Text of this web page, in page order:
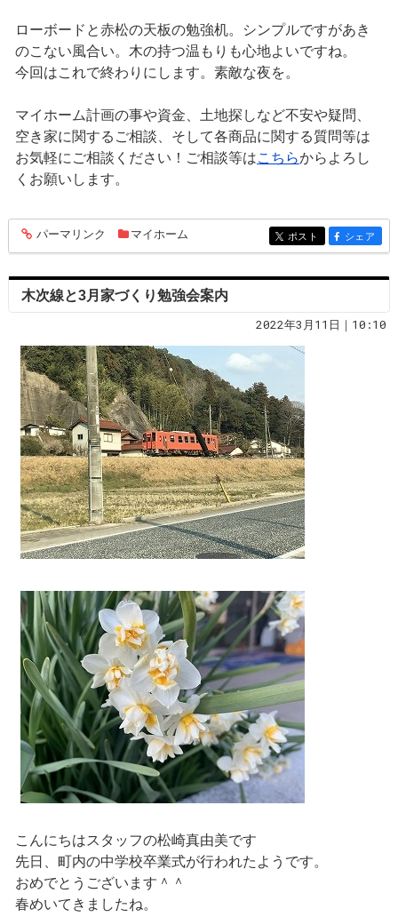
ローボードと赤松の天板の勉強机。シンプルですがあき
のこない風合い。木の持つ温もりも心地よいですね。
今回はこれで終わりにします。素敵な夜を。
マイホーム計画の事や資金、土地探しなど不安や疑問、
空き家に関するご相談、そして各商品に関する質問等は
お気軽にご相談ください！ご相談等はこちらからよろし
くお願いします。
entry1126
パーマリンク マイホーム entry1126
ポスト entry1126
シェア
木次線と3月家づくり勉強会案内
2022年3月11日｜10:10
こんにちはスタッフの松崎真由美です
先日、町内の中学校卒業式が行われたようです。
おめでとうございます＾＾
春めいてきましたね。